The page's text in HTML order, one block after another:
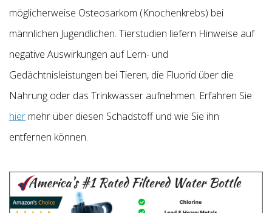
möglicherweise Osteosarkom (Knochenkrebs) bei
männlichen Jugendlichen. Tierstudien liefern Hinweise auf
negative Auswirkungen auf Lern- und
Gedächtnisleistungen bei Tieren, die Fluorid über die
Nahrung oder das Trinkwasser aufnehmen. Erfahren Sie
hier mehr über diesen Schadstoff und wie Sie ihn
entfernen können.